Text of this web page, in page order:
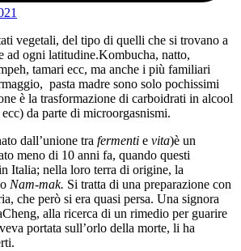
vegetali, del tipo di quelli che si trovano a
ad ogni latitudine.Kombucha, natto,
tamari ecc, ma anche i più familiari
pasta madre sono solo pochissimi
è la trasformazione di carboidrati in alcool
da parte di microorgasnismi.
dall’unione tra fermenti e vita)è un
meno di 10 anni fa, quando questi
Italia; nella loro terra di origine, la
Nam-mak. Si tratta di una preparazione con
che però si era quasi persa. Una signora
alla ricerca di un rimedio per guarire
portata sull’orlo della morte, li ha